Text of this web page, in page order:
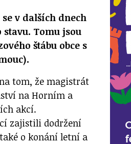
v dalších dnech
stavu. Tomu jsou
štábu obce s
tom, že magistrát
na Horním a
akcí.
zajistili dodržení
o konání letní a